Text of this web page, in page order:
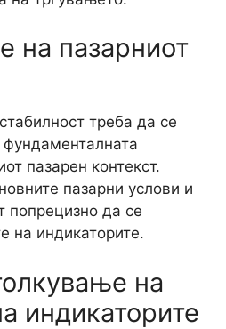
на пазарниот
треба да се
фундаменталната
пазарен контекст.
пазарни услови и
попрецизно да се
на индикаторите.
на
индикаторите